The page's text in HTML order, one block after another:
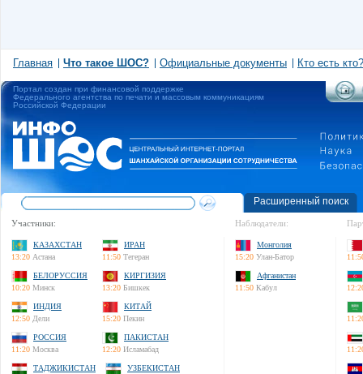
Главная Что такое ШОС? Официальные документы Кто есть кто?
Портал создан при финансовой поддержке
Федерального агентства по печати и массовым коммуникациям
Российской Федерации
Расширенный поиск
Участники:
КАЗАХСТАН
13:20 Астана
ИРАН
11:50 Тегеран
БЕЛОРУССИЯ
10:20 Минск
КИРГИЗИЯ
13:20 Бишкек
ИНДИЯ
12:50 Дели
КИТАЙ
15:20 Пекин
РОССИЯ
11:20 Москва
ПАКИСТАН
12:20 Исламабад
ТАДЖИКИСТАН
УЗБЕКИСТАН
Наблюдатели:
Монголия
15:20 Улан-Батор
Афганистан
11:50 Кабул